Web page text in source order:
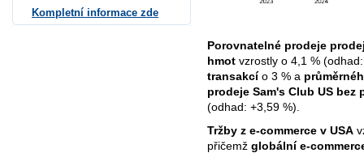
Porovnatelné prodeje
hmot vzrostly o 4,1 %
transakcío 3 % a
prodeje Sam's Club US
(odhad: +3,59 %).
Tržby z e-commerce v USA
přičemž globální e-
Kompletní informace zde